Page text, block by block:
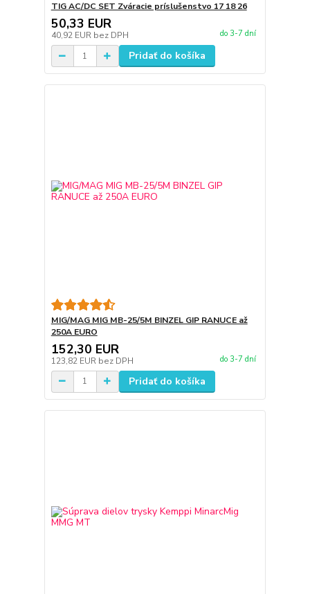
TIG AC/DC SET Zváracie príslušenstvo 17 18 26
50,33 EUR
40,92 EUR bez DPH do 3-7 dní
Pridať do košíka
MIG/MAG MIG MB-25/5M BINZEL GIP RANUCE až
250A EURO
152,30 EUR
123,82 EUR bez DPH do 3-7 dní
Pridať do košíka